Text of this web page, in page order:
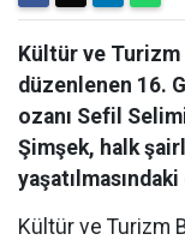
Kültür ve Turizm
düzenlenen 16.
ozanı Sefil
Şimşek, halk
Kültür ve Turizm